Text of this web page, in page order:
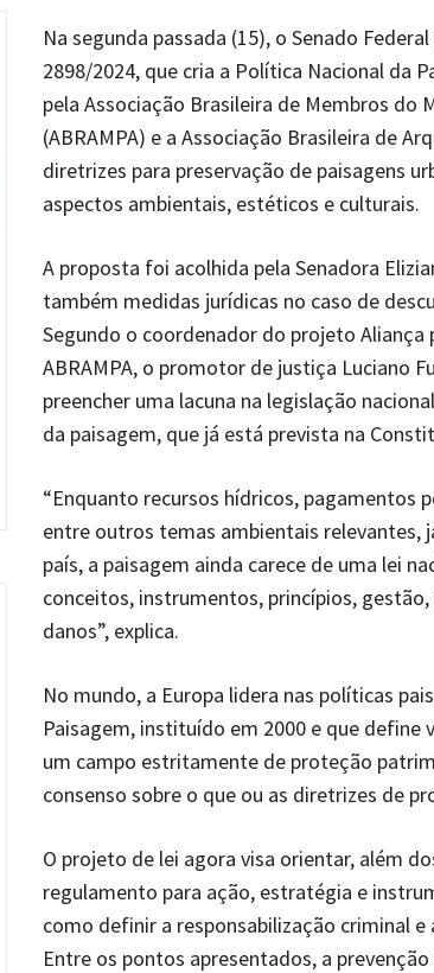
Na segunda passada (15), o Senado
2898/2024, que cria a Política Nacional da
pela Associação Brasileira de Membros do
(ABRAMPA) e a Associação Brasileira de
diretrizes para preservação de paisagens
aspectos ambientais, estéticos e culturais.
A proposta foi acolhida pela Senadora
também medidas jurídicas no caso de
Segundo o coordenador do projeto Aliança
ABRAMPA, o promotor de justiça Luciano
preencher uma lacuna na legislação
da paisagem, que já está prevista na
“Enquanto recursos hídricos, pagamentos
entre outros temas ambientais relevantes,
país, a paisagem ainda carece de uma lei
conceitos, instrumentos, princípios,
danos”, explica.
No mundo, a Europa lidera nas políticas
Paisagem, instituído em 2000 e que define
um campo estritamente de proteção
consenso sobre o que ou as diretrizes de
O projeto de lei agora visa orientar, além
regulamento para ação, estratégia e
como definir a responsabilização criminal
Entre os pontos apresentados, a